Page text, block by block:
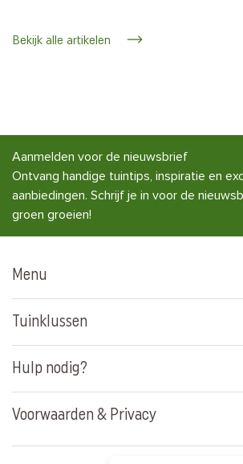
Bekijk alle artikelen
Aanmelden voor de nieuwsbrief
Ontvang handige tuintips, inspiratie en
aanbiedingen. Schrijf je in voor de
groen groeien!
Menu
Tuinklussen
Hulp nodig?
Voorwaarden & Privacy